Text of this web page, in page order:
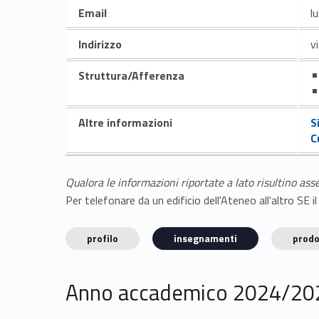
Email
Indirizzo
Struttura/Afferenza
Altre informazioni
Qualora le informazioni riportate a lato risultino
Per telefonare da un edificio dell'Ateneo all'altro
profilo insegnamenti
Anno accademico 2024/